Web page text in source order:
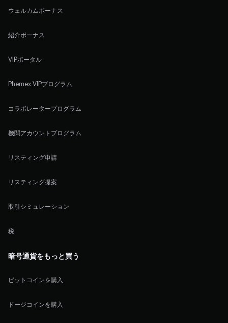
ウェルカムボーナス
紹介ボーナス
VIPポータル
Phemex VIPプログラム
コラボレータープログラム
機関アカウントプログラム
リスティング申請
リスティング提案
取引シミュレーション
税
暗号通貨をもっと買う
ビットコインを購入
ドージコインを購入